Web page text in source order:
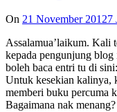
On 21 November 20127
Assalamua’laikum. Kali
kepada pengunjung
boleh baca entri tu di
Untuk kesekian kalinya,
memberi buku percuma
Bagaimana nak